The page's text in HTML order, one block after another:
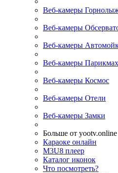
Веб-камеры
Веб-камеры
Веб-камеры
Веб-камеры
Веб-камеры Космос
Веб-камеры Отели
Веб-камеры Замки
Больше от yootv.online
Караоке онлайн
M3U8 плеер
Каталог иконок
Что посмотреть?